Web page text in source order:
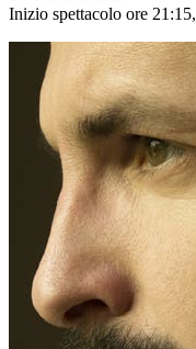
Inizio spettacolo ore 21:15,